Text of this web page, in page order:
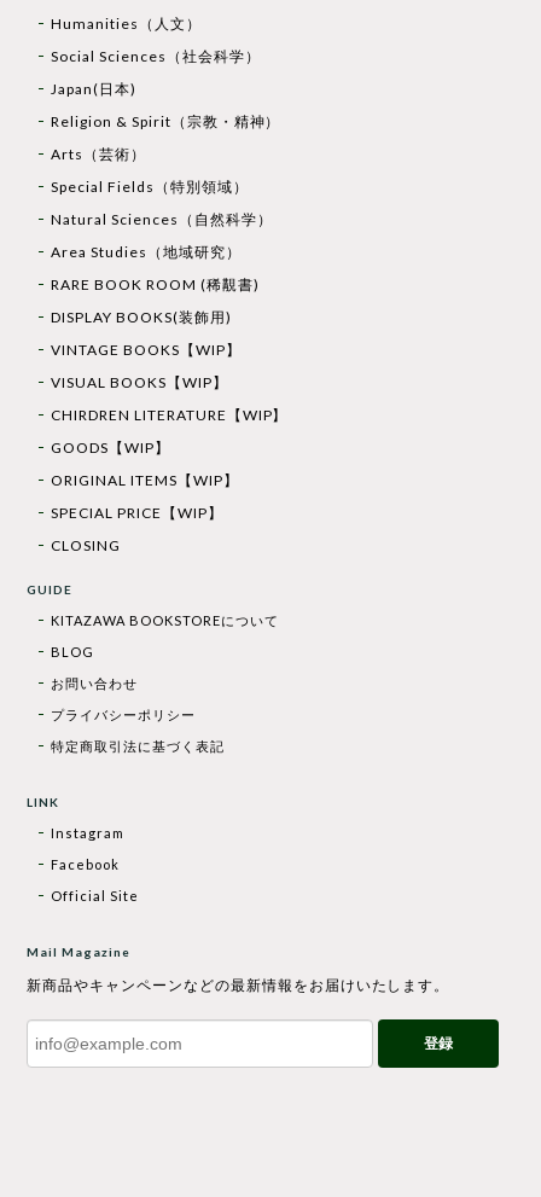
Humanities（人文）
Social Sciences（社会科学）
Japan(日本)
Religion & Spirit（宗教・精神）
Arts（芸術）
Special Fields（特別領域）
Natural Sciences（自然科学）
Area Studies（地域研究）
RARE BOOK ROOM (稀覯書)
DISPLAY BOOKS(装飾用)
VINTAGE BOOKS【WIP】
VISUAL BOOKS【WIP】
CHIRDREN LITERATURE【WIP】
GOODS【WIP】
ORIGINAL ITEMS【WIP】
SPECIAL PRICE【WIP】
CLOSING
GUIDE
KITAZAWA BOOKSTOREについて
BLOG
お問い合わせ
プライバシーポリシー
特定商取引法に基づく表記
LINK
Instagram
Facebook
Official Site
Mail Magazine
新商品やキャンペーンなどの最新情報をお届けいたします。
登録